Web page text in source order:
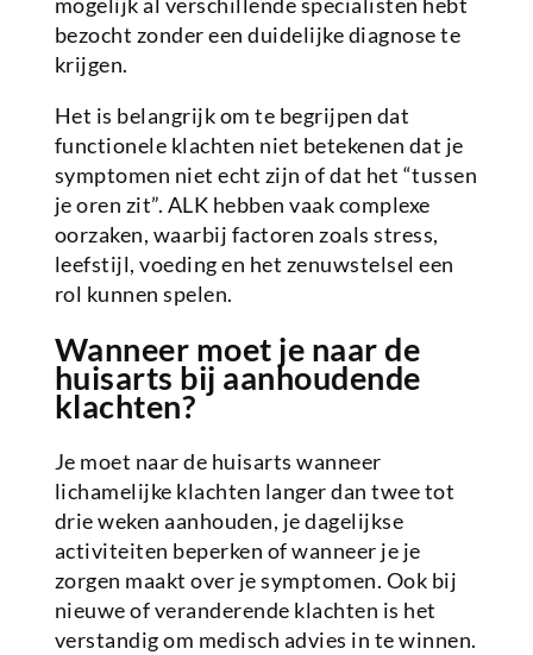
bezocht zonder een duidelijke diagnose te
krijgen.
Het is belangrijk om te begrijpen dat
functionele klachten niet betekenen dat je
symptomen niet echt zijn of dat het “tussen
je oren zit”. ALK hebben vaak complexe
oorzaken, waarbij factoren zoals stress,
leefstijl, voeding en het zenuwstelsel een
rol kunnen spelen.
Wanneer moet je naar de
huisarts bij aanhoudende
klachten?
Je moet naar de huisarts wanneer
lichamelijke klachten langer dan twee tot
drie weken aanhouden, je dagelijkse
activiteiten beperken of wanneer je je
zorgen maakt over je symptomen. Ook bij
nieuwe of veranderende klachten is het
verstandig om medisch advies in te winnen.